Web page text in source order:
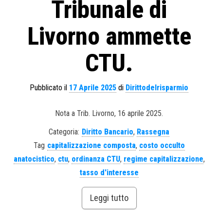
Tribunale di
Livorno ammette
CTU.
Pubblicato il 17 Aprile 2025 di Dirittodelrisparmio
Nota a Trib. Livorno, 16 aprile 2025.
Categoria: Diritto Bancario, Rassegna
Tag capitalizzazione composta, costo occulto
anatocistico, ctu, ordinanza CTU, regime capitalizzazione,
tasso d'interesse
Leggi tutto